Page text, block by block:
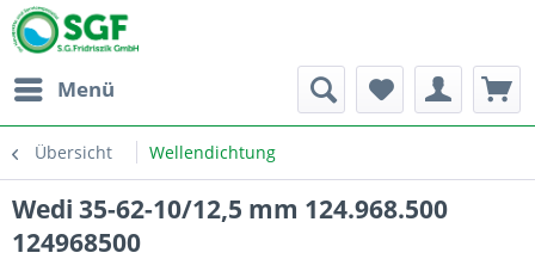
Menü
Übersicht Wellendichtung
Wedi 35-62-10/12,5 mm 124.968.500
124968500